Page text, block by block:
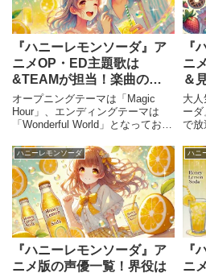
『ハニーレモンソーダ』ア
ニメOP・ED主題歌は
&TEAMが担当！楽曲の魅
力を紹介
オープニングテーマは「Magic
Hour」、エンディングテーマは
「Wonderful World」となってお
春を彩る楽曲です。本記事では、
&TEAMが手掛けるこれらの楽曲
の魅力や、彼らのコメントについ
て詳しく紹介します。
『
ニ
＆
ク
大
ー
で放
で
は、
ダ』
つい
スケ
逃
ハニーレモンソーダ
『ハニーレモンソーダ』ア
ニメ版の声優一覧！界役は
ハニ
『
ニ